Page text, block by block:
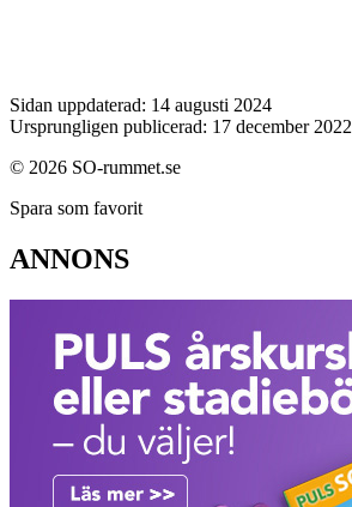
Sidan uppdaterad: 14 augusti 2024
Ursprungligen publicerad: 17 december 2022
© 2026 SO-rummet.se
Spara som favorit
ANNONS